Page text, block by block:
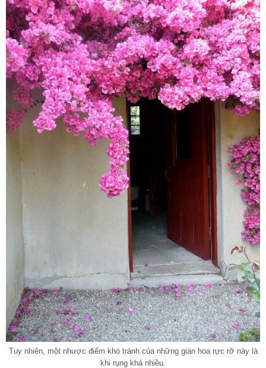
Tuy nhiên, một nhược điểm khó tránh của những giàn hoa rực rỡ này là
khi rụng khá nhiều.